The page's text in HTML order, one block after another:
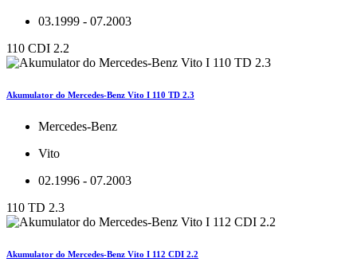
03.1999 - 07.2003
110 CDI 2.2
Akumulator do Mercedes-Benz Vito I 110 TD 2.3
Mercedes-Benz
Vito
02.1996 - 07.2003
110 TD 2.3
Akumulator do Mercedes-Benz Vito I 112 CDI 2.2